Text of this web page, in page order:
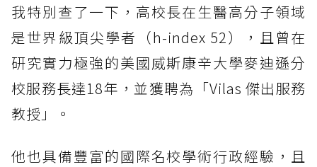
我特別查了一下，高校長在生醫高分子領域
是世界級頂尖學者（h-index 52），且曾在
研究實力極強的美國威斯康辛大學麥迪遜分
校服務長達18年，並獲聘為「Vilas 傑出服務
教授」。
他也具備豐富的國際名校學術行政經驗，且